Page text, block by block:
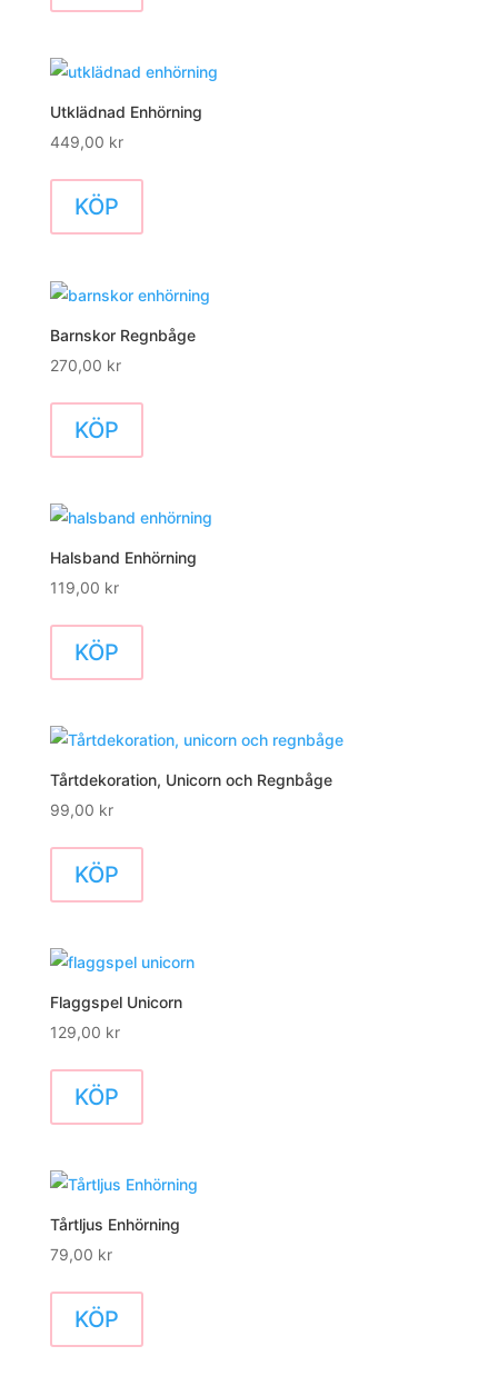
Utklädnad Enhörning
449,00 kr
KÖP
Barnskor Regnbåge
270,00 kr
KÖP
Halsband Enhörning
119,00 kr
KÖP
Tårtdekoration, Unicorn och Regnbåge
99,00 kr
KÖP
Flaggspel Unicorn
129,00 kr
KÖP
Tårtljus Enhörning
79,00 kr
KÖP